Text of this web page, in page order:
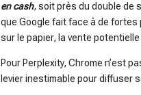
en cash, soit près du double de
que Google fait face à de fortes
sur le papier, la vente
Pour Perplexity, Chrome n’est
levier inestimable pour diffuser